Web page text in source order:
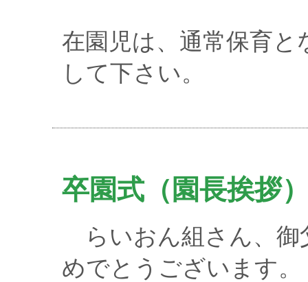
在園児は、通常保育
して下さい。
卒園式（園長挨拶
らいおん組さん、御
めでとうございます。